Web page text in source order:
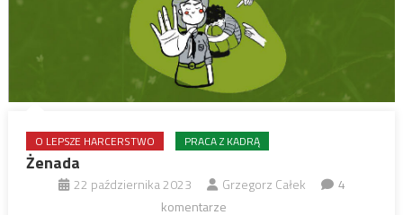
O LEPSZE HARCERSTWO PRACA Z KADRĄ
Żenada
22 października 2023 Grzegorz Całek
4
komentarze